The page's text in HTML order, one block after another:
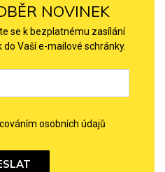
NOVINEK
se k bezplatnému zasílání
do Vaší e-mailové schránky.
osobních údajů